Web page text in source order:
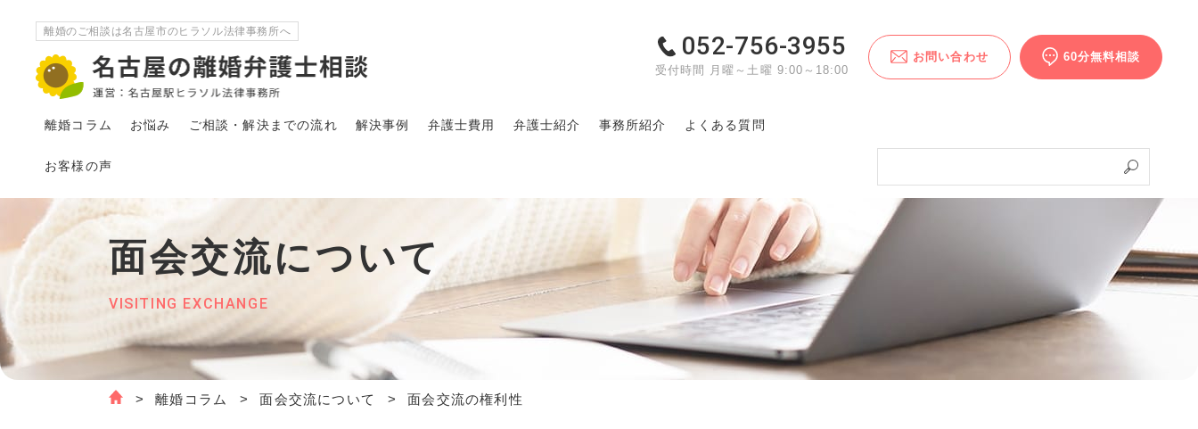
離婚のご相談は名古屋市のヒラソル法律事務所へ
離婚コラム お悩み ご相談・解決 までの流れ 解決事例 弁護士費用 弁護士紹介 事務所紹介 よくある質問
お客様の声
052-756-3955
受付時間 月曜～土曜 9:00～18:00
60分無料相談
お問い合わせ
面会交流について
VISITING EXCHANGE
離婚コラム 面会交流について 面会交流の権利性